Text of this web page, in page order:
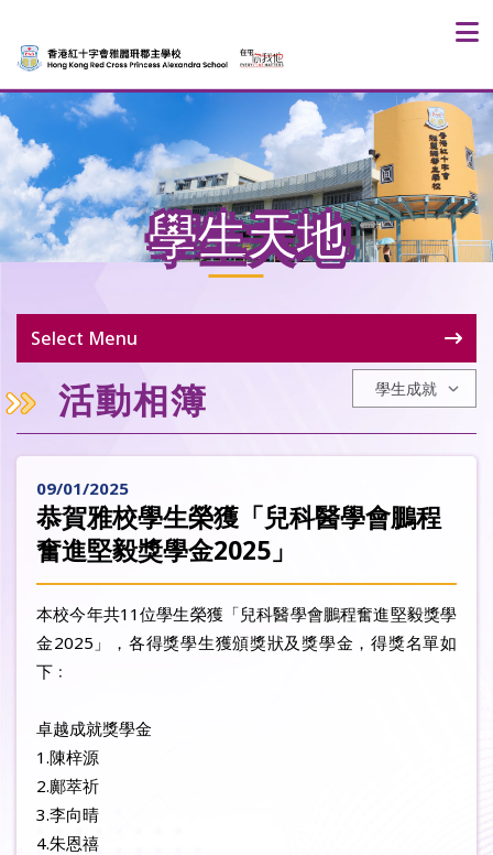
學生天地
Select Menu
活動相簿
09/01/2025
恭賀雅校學生榮獲「兒科醫學會鵬程
奮進堅毅獎學金2025」
本校今年共11位學生榮獲「兒科醫學會鵬程奮進堅毅獎學
金2025」，各得獎學生獲頒獎狀及獎學金，得獎名單如
下﹕
卓越成就獎學金
1.陳梓源
2.鄺萃祈
3.李向晴
4.朱恩禧